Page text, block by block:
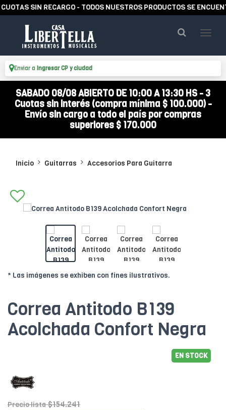
SIN RECARGO - TODOS NUESTROS PRODUCTOS SE
Enviar a Ingresar CP y ciudad
SABADO 08/08 ABIERTO DE 10:00 A 13:30 HS - 3
Cuotas sin interés (compra mínima $ 100.000) -
Envío sin cargo a todo el país por compras
superiores $ 170.000
Inicio Guitarras Accesorios Para Guitarra
* Las imágenes se exhiben con fines ilustrativos.
Correa Antitodo B139
Acolchada Confort Negra
EN STOCK
Precio lista $154.241